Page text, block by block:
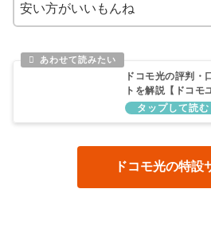
安い方がいいもんね
ドコモ光の評判・
トを解説【ドコモ
ドコモ光の特設